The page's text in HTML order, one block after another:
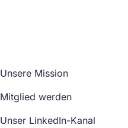
Unsere Mission
Mitglied werden
Unser LinkedIn-Kanal